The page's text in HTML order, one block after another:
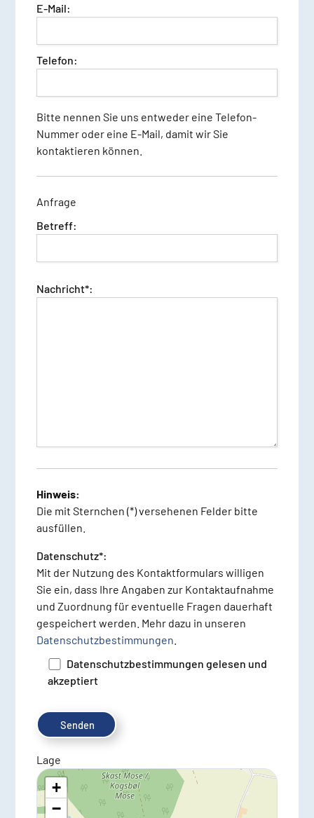
E-Mail:
Telefon:
Bitte nennen Sie uns entweder eine Telefon-
Nummer oder eine E-Mail, damit wir Sie
kontaktieren können.
Anfrage
Betreff:
Nachricht*:
Dieses Feld ist nur ein Spamschutzfeld.
Hinweis:
Die mit Sternchen (*) versehenen Felder bitte
ausfüllen.
Datenschutz*:
Mit der Nutzung des Kontaktformulars willigen
Sie ein, dass Ihre Angaben zur Kontaktaufnahme
und Zuordnung für eventuelle Fragen dauerhaft
gespeichert werden. Mehr dazu in unseren
Datenschutzbestimmungen
Datenschutzbestimmungen gelesen und
akzeptiert
Lage
+
−